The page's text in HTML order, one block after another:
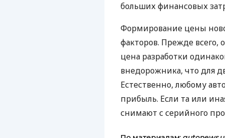
больших финансовых
Формирование цены
факторов. Прежде всего,
цена разработки
внедорожника, что для
Естественно, любому
прибыль. Если та или
снимают с серийного